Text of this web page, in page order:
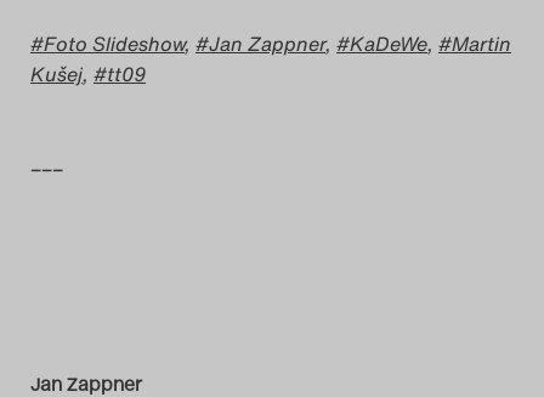
2015
Foto Slideshow, Jan Zappner, KaDeWe,
Martin
Kušej, tt09
–––
Jan Zappner